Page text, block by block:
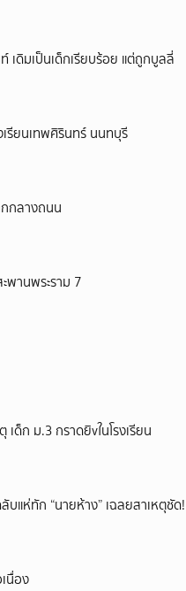
ดิมเป็นเด็กเรียบร้อย แต่ถูกบูลลี่
รียนเทพศิรินทร์ นนทบุรี
กกลางถนน
พานพระราม 7
ด็ก ม.3 กราดยิvในโรงเรียน
แห่ทัก “นายห้าง” เฉลยสาเหตุชัด!
นื่อง